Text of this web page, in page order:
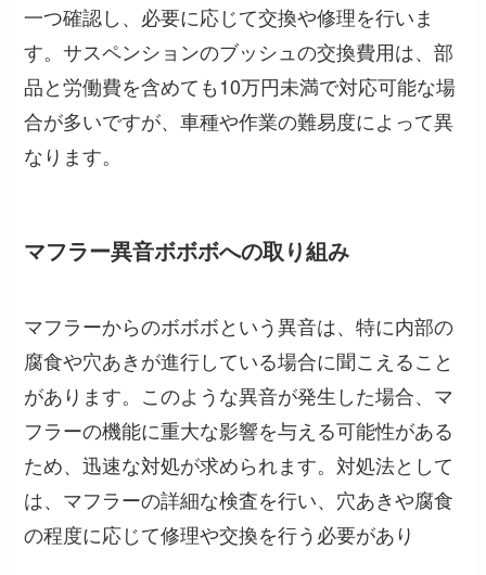
一つ確認し、必要に応じて交換や修理を行いま
す。サスペンションのブッシュの交換費用は、部
品と労働費を含めても10万円未満で対応可能な場
合が多いですが、車種や作業の難易度によって異
なります。
マフラー異音ボボボへの取り組み
マフラーからのボボボという異音は、特に内部の
腐食や穴あきが進行している場合に聞こえること
があります。このような異音が発生した場合、マ
フラーの機能に重大な影響を与える可能性がある
ため、迅速な対処が求められます。対処法として
は、マフラーの詳細な検査を行い、穴あきや腐食
の程度に応じて修理や交換を行う必要があり